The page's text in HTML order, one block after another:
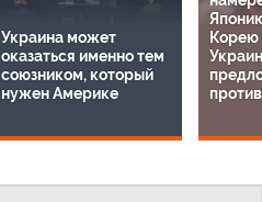
Украина может
оказаться именно тем
союзником, который
нужен Америке
Корею